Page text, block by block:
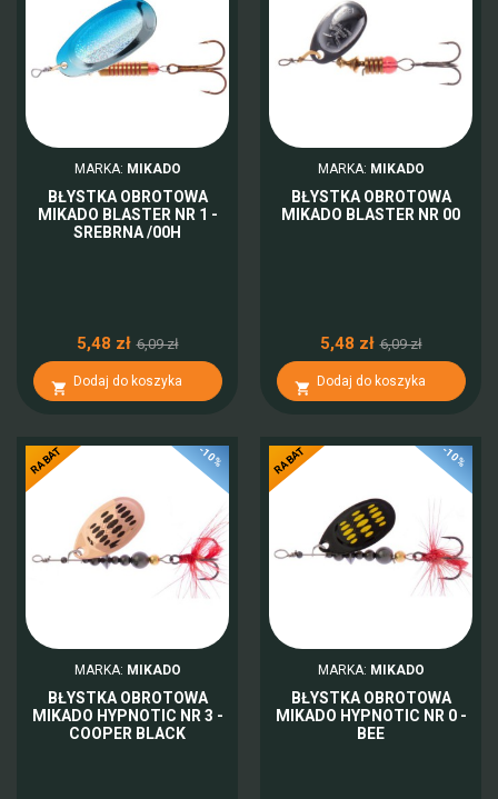
MARKA: MIKADO
BŁYSTKA OBROTOWA
MIKADO BLASTER NR 1 -
SREBRNA /00H
5,48 zł 6,09 zł
 Dodaj do koszyka
MARKA: MIKADO
BŁYSTKA OBROTOWA
MIKADO BLASTER NR 00
5,48 zł 6,09 zł
 Dodaj do koszyka
-10%
RABAT
MARKA: MIKADO
BŁYSTKA OBROTOWA
MIKADO HYPNOTIC NR 3 -
COOPER BLACK
-10%
RABAT
MARKA: MIKADO
BŁYSTKA OBROTOWA
MIKADO HYPNOTIC NR 0 -
BEE